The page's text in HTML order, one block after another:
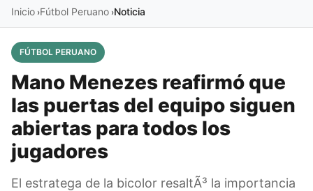
Inicio ›Fútbol Peruano ›Noticia
FÚTBOL PERUANO
Mano Menezes reafirmó que
las puertas del equipo siguen
abiertas para todos los
jugadores
El estratega de la bicolor resaltÃ³ la importancia